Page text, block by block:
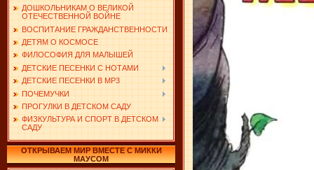
ДОШКОЛЬНИКАМ О ВЕЛИКОЙ
ОТЕЧЕСТВЕННОЙ ВОЙНЕ
ВОСПИТАНИЕ ГРАЖДАНСТВЕННОСТИ
ДЕТЯМ О КОСМОСЕ
ФИЛОСОФИЯ ДЛЯ МАЛЫШЕЙ
ДЕТСКИЕ ПЕСЕНКИ С НОТАМИ
ДЕТСКИЕ ПЕСЕНКИ В MP3
ПОЧЕМУЧКИ
ПРОГУЛКИ В ДЕТСКОМ САДУ
ФИЗКУЛЬТУРА И СПОРТ В ДЕТСКОМ
САДУ
ОТКРЫВАЕМ МИР ВМЕСТЕ С МИККИ
МАУСОМ